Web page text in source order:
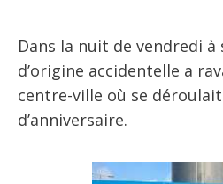
Dans la nuit de vendredi
d’origine accidentelle a
centre-ville où se
d’anniversaire.